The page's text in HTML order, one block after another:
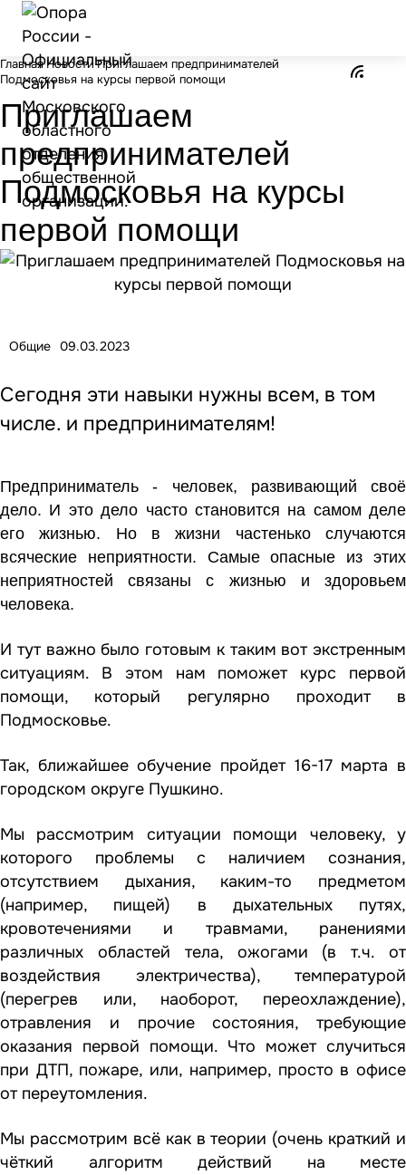
Главная Новости Приглашаем предпринимателей
Подмосковья на курсы первой помощи
Приглашаем
предпринимателей
Подмосковья на курсы
первой помощи
Общие 09.03.2023
Сегодня эти навыки нужны всем, в том
числе. и предпринимателям!
Предприниматель - человек, развивающий своё
дело. И это дело часто становится на самом деле
его жизнью. Но в жизни частенько случаются
всяческие неприятности. Самые опасные из этих
неприятностей связаны с жизнью и здоровьем
человека.
И тут важно было готовым к таким вот экстренным
ситуациям. В этом нам поможет курс первой
помощи, который регулярно проходит в
Подмосковье.
Так, ближайшее обучение пройдет 16-17 марта в
городском округе Пушкино.
Мы рассмотрим ситуации помощи человеку, у
которого проблемы с наличием сознания,
отсутствием дыхания, каким-то предметом
(например, пищей) в дыхательных путях,
кровотечениями и травмами, ранениями
различных областей тела, ожогами (в т.ч. от
воздействия электричества), температурой
(перегрев или, наоборот, переохлаждение),
отравления и прочие состояния, требующие
оказания первой помощи. Что может случиться
при ДТП, пожаре, или, например, просто в офисе
от переутомления.
Мы рассмотрим всё как в теории (очень краткий и
чёткий алгоритм действий на месте